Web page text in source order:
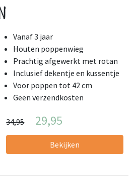
Vanaf 3 jaar
Houten poppenwieg
Prachtig afgewerkt met rotan
Inclusief dekentje en kussentje
Voor poppen tot 42 cm
Geen verzendkosten
34,95 29,95
Bekijken